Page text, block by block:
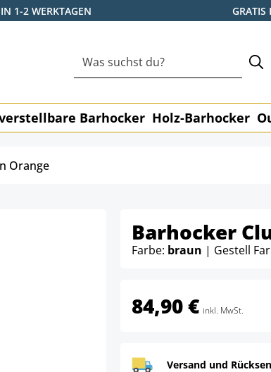
1-2 WERKTAGEN GRATIS
Barhocker Holz-Barhocker
Orange
Barhocker
Farbe: braun | Gestell
84,90 € inkl. MwSt.
Versand und